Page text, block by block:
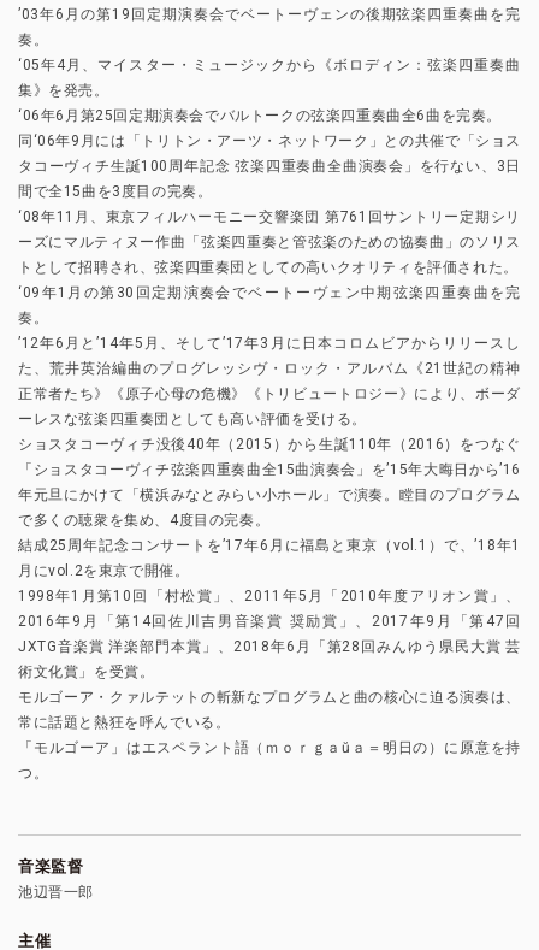
’03年6月の第19回定期演奏会でベートーヴェンの後期弦楽四重奏曲を完
奏。
‘05年4月、マイスター・ミュージックから《ボロディン：弦楽四重奏曲
集》を発売。
‘06年6月第25回定期演奏会でバルトークの弦楽四重奏曲全6曲を完奏。
同‘06年9月には「トリトン・アーツ・ネットワーク」との共催で「ショス
タコーヴィチ生誕100周年記念 弦楽四重奏曲全曲演奏会」を行ない、3日
間で全15曲を3度目の完奏。
‘08年11月、東京フィルハーモニー交響楽団 第761回サントリー定期シリ
ーズにマルティヌー作曲「弦楽四重奏と管弦楽のための協奏曲」のソリス
トとして招聘され、弦楽四重奏団としての高いクオリティを評価された。
‘09年1月の第30回定期演奏会でベートーヴェン中期弦楽四重奏曲を完
奏。
’12年6月と’14年5月、そして’17年3月に日本コロムビアからリリースし
た、荒井英治編曲のプログレッシヴ・ロック・アルバム《21世紀の精神
正常者たち》《原子心母の危機》《トリビュートロジー》により、ボーダ
ーレスな弦楽四重奏団としても高い評価を受ける。
ショスタコーヴィチ没後40年（2015）から生誕110年（2016）をつなぐ
「ショスタコーヴィチ弦楽四重奏曲全15曲演奏会」を’15年大晦日から’16
年元旦にかけて「横浜みなとみらい小ホール」で演奏。瞠目のプログラム
で多くの聴衆を集め、4度目の完奏。
結成25周年記念コンサートを’17年6月に福島と東京（vol.1）で、’18年1
月にvol.2を東京で開催。
1998年1月第10回「村松賞」、2011年5月「2010年度アリオン賞」、
2016年9月「第14回佐川吉男音楽賞 奨励賞」、2017年9月「第47回
JXTG音楽賞 洋楽部門本賞」、2018年6月「第28回みんゆう県民大賞 芸
術文化賞」を受賞。
モルゴーア・クァルテットの斬新なプログラムと曲の核心に迫る演奏は、
常に話題と熱狂を呼んでいる。
「モルゴーア」はエスペラント語（ｍｏｒｇａŭａ＝明日の）に原意を持
つ。
音楽監督
池辺晋一郎
主催